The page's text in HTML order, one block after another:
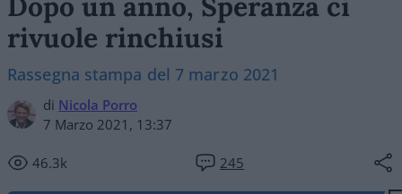
rivuole rinchiusi
Rassegna stampa del 7 marzo 2021
di Nicola Porro
7 Marzo 2021, 13:37
46.3k 245